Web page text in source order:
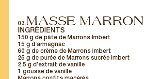
03.MASSE MARRON
INGRÉDIENTS
150 g de pâte de Marrons Imbert
15 g d’armagnac
60 g de crème de Marrons Imbert
25 g de purée de Marrons sucrée Imbert
2,5 g d’extrait de vanille
1 gousse de vanille